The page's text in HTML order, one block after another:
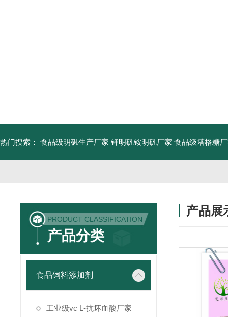
热门搜索： 食品级明矾生产厂家 钾明矾铵明矾厂家 食品级塔格糖
PRODUCT CLASSIFICATION
产品分类
食品饲料添加剂
工业级vc L-抗坏血酸厂家
产品展